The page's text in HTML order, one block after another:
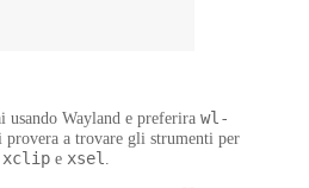
usando Wayland e preferira wl-
provera a trovare gli strumenti per
xclip e xsel